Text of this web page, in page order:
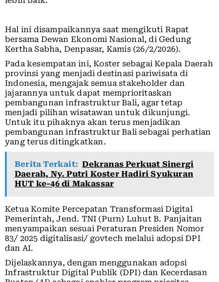
Hal ini disampaikannya saat mengikuti Rapat
bersama Dewan Ekonomi Nasional, di Gedung
Kertha Sabha, Denpasar, Kamis (26/2/2026).
Pada kesempatan ini, Koster sebagai Kepala Daerah
provinsi yang menjadi destinasi pariwisata di
Indonesia, mengajak semua stakeholder dan
jajarannya untuk dapat memprioritaskan
pembangunan infrastruktur Bali, agar tetap
menjadi pilihan wisatawan untuk dikunjungi.
Untuk itu pihaknya akan terus menjadikan
pembangunan infrastruktur Bali sebagai perhatian
yang terus ditingkatkan.
Berita Terkait: Dekranas Perkuat Sinergi
Daerah, Ny. Putri Koster Hadiri Syukuran
HUT ke-46 di Makassar
Ketua Komite Percepatan Transformasi Digital
Pemerintah, Jend. TNI (Purn) Luhut B. Panjaitan
menyampaikan sesuai Peraturan Presiden Nomor
83/ 2025 digitalisasi/ govtech melalui adopsi DPI
dan AI.
Dijelaskannya, dengan menggunakan adopsi
Infrastruktur Digital Publik (DPI) dan Kecerdasan